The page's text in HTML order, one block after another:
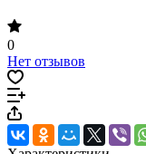
0
Нет отзывов